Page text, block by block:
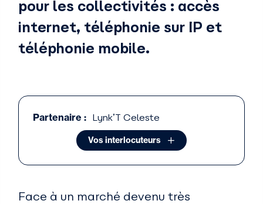
pour les collectivités : accès
internet, téléphonie sur IP et
téléphonie mobile.
Partenaire : Lynk’T Celeste
Vos interlocuteurs
Face à un marché devenu très